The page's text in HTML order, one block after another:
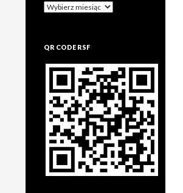
Archiwum
QR CODE RSF